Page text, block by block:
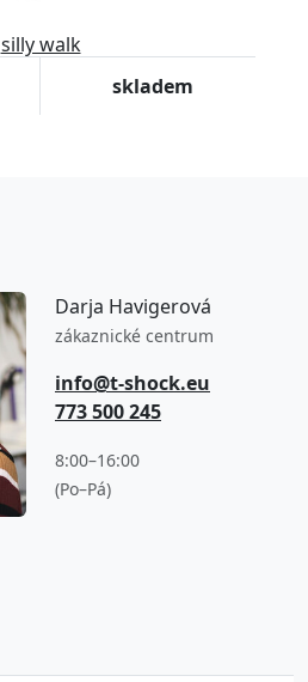
silly walk
skladem
Darja Havigerová
zákaznické centrum
info@t-shock.eu
773 500 245
8:00–16:00
(Po–Pá)